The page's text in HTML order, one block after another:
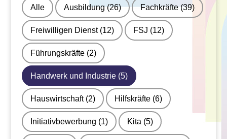
jobsAlle Ausbildung(26) Fachkräfte(39)
Freiwilligen Dienst (12) FSJ (12)
Führungskräfte (2)
Handwerk und Industrie (5)
Hauswirtschaft (2) Hilfskräfte (6)
Initiativbewerbung (1) Kita (5)